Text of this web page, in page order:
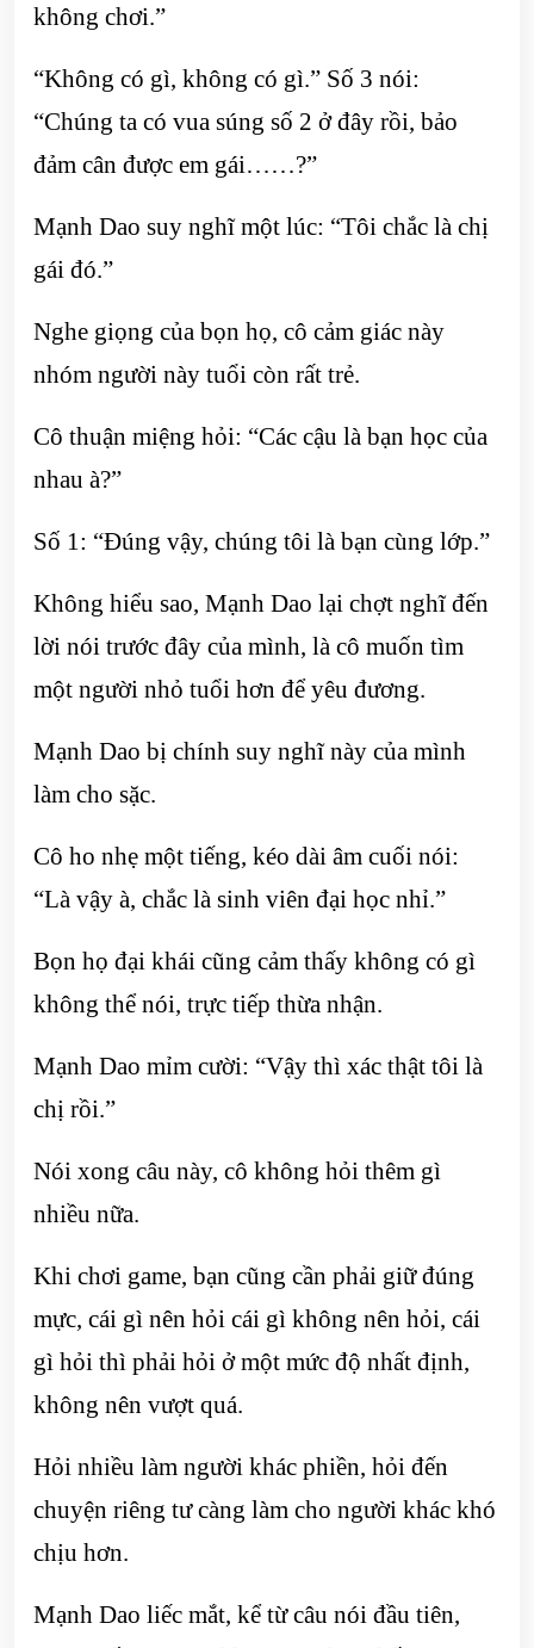
không chơi.”
“Không có gì, không có gì.” Số 3 nói:
“Chúng ta có vua súng số 2 ở đây rồi, bảo
đảm cân được em gái……?”
Mạnh Dao suy nghĩ một lúc: “Tôi chắc là chị
gái đó.”
Nghe giọng của bọn họ, cô cảm giác này
nhóm người này tuổi còn rất trẻ.
Cô thuận miệng hỏi: “Các cậu là bạn học của
nhau à?”
Số 1: “Đúng vậy, chúng tôi là bạn cùng lớp.”
Không hiểu sao, Mạnh Dao lại chợt nghĩ đến
lời nói trước đây của mình, là cô muốn tìm
một người nhỏ tuổi hơn để yêu đương.
Mạnh Dao bị chính suy nghĩ này của mình
làm cho sặc.
Cô ho nhẹ một tiếng, kéo dài âm cuối nói:
“Là vậy à, chắc là sinh viên đại học nhỉ.”
Bọn họ đại khái cũng cảm thấy không có gì
không thể nói, trực tiếp thừa nhận.
Mạnh Dao mỉm cười: “Vậy thì xác thật tôi là
chị rồi.”
Nói xong câu này, cô không hỏi thêm gì
nhiều nữa.
Khi chơi game, bạn cũng cần phải giữ đúng
mực, cái gì nên hỏi cái gì không nên hỏi, cái
gì hỏi thì phải hỏi ở một mức độ nhất định,
không nên vượt quá.
Hỏi nhiều làm người khác phiền, hỏi đến
chuyện riêng tư càng làm cho người khác khó
chịu hơn.
Mạnh Dao liếc mắt, kể từ câu nói đầu tiên,